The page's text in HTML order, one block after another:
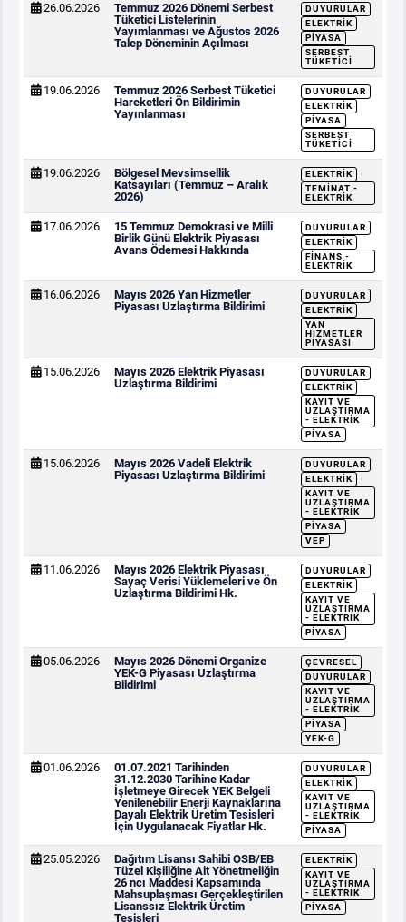
26.06.2026
Temmuz 2026 Dönemi Serbest
Tüketici Listelerinin
Yayımlanması ve Ağustos 2026
Talep Döneminin Açılması
DUYURULAR
ELEKTRIK
PIYASA
SERBEST
TÜKETICI
19.06.2026
Temmuz 2026 Serbest Tüketici
Hareketleri Ön Bildirimin
Yayınlanması
DUYURULAR
ELEKTRIK
PIYASA
SERBEST
TÜKETICI
19.06.2026
Bölgesel Mevsimsellik
Katsayıları (Temmuz – Aralık
2026)
ELEKTRIK
TEMINAT -
ELEKTRIK
17.06.2026
15 Temmuz Demokrasi ve Milli
Birlik Günü Elektrik Piyasası
Avans Ödemesi Hakkında
DUYURULAR
ELEKTRIK
FINANS -
ELEKTRIK
16.06.2026
Mayıs 2026 Yan Hizmetler
Piyasası Uzlaştırma Bildirimi
DUYURULAR
ELEKTRIK
YAN
HIZMETLER
PIYASASI
15.06.2026
Mayıs 2026 Elektrik Piyasası
Uzlaştırma Bildirimi
DUYURULAR
ELEKTRIK
KAYIT VE
UZLAŞTIRMA
- ELEKTRIK
PIYASA
15.06.2026
Mayıs 2026 Vadeli Elektrik
Piyasası Uzlaştırma Bildirimi
DUYURULAR
ELEKTRIK
KAYIT VE
UZLAŞTIRMA
- ELEKTRIK
PIYASA
VEP
11.06.2026
Mayıs 2026 Elektrik Piyasası
Sayaç Verisi Yüklemeleri ve Ön
Uzlaştırma Bildirimi Hk.
DUYURULAR
ELEKTRIK
KAYIT VE
UZLAŞTIRMA
- ELEKTRIK
PIYASA
05.06.2026
Mayıs 2026 Dönemi Organize
YEK-G Piyasası Uzlaştırma
Bildirimi
ÇEVRESEL
DUYURULAR
KAYIT VE
UZLAŞTIRMA
- ELEKTRIK
PIYASA
YEK-G
01.06.2026
01.07.2021 Tarihinden
31.12.2030 Tarihine Kadar
İşletmeye Girecek YEK Belgeli
Yenilenebilir Enerji Kaynaklarına
Dayalı Elektrik Üretim Tesisleri
İçin Uygulanacak Fiyatlar Hk.
DUYURULAR
ELEKTRIK
KAYIT VE
UZLAŞTIRMA
- ELEKTRIK
PIYASA
25.05.2026
Dağıtım Lisansı Sahibi OSB/EB
Tüzel Kişiliğine Ait Yönetmeliğin
26 ncı Maddesi Kapsamında
Mahsuplaşması Gerçekleştirilen
Lisanssız Elektrik Üretim
Tesisleri
ELEKTRIK
KAYIT VE
UZLAŞTIRMA
- ELEKTRIK
PIYASA